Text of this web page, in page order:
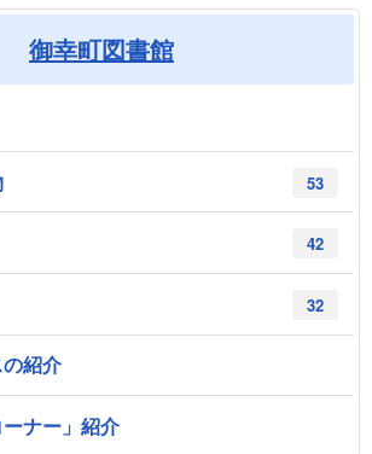
御幸町図書館
53
42
32
紹介
ーナー」紹介